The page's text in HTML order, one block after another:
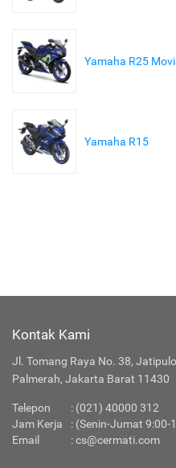
Yamaha R25
Yamaha R15
Kontak Kami
Jl. Tomang Raya No. 38, Jatipulo
Palmerah, Jakarta Barat 11430
Telepon : (021) 40000 312
Jam Kerja
: (Senin-Jumat 9:00-
Email
:cs@cermati.com